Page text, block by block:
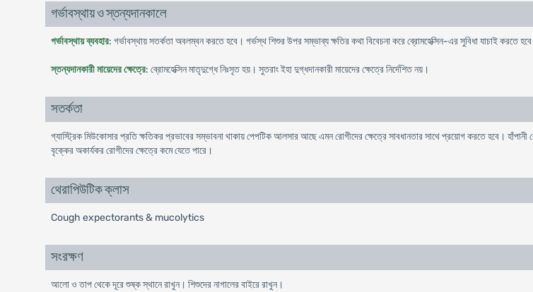
গর্ভাবস্থায় ও স্তন্যদানকালে
গর্ভাবস্থায় ব্যবহার: গর্ভাবস্থায় সতর্কতা অবলম্বন করতে হবে। গর্ভস্থ শিশুর উপর সম্ভাব্য ক্ষতির কথা বিবেচনা করে ব্রোমহেক্সিন-এর সুবিধা যাচাই করতে
স্তন্যদানকারী মায়েদের ক্ষেত্রে: ব্রোমহেক্সিন মাতৃদুগ্ধে নিঃসৃত হয়। সুতরাং ইহা দুগ্ধদানকারী মায়েদের ক্ষেত্রে নির্দেশিত নয়।
সতর্কতা
গ্যাস্ট্রিক মিউকোসার প্রতি ক্ষতিকর প্রভাবের সম্ভাবনা থাকায় পেপটিক আলসার আছে এমন রোগীদের ক্ষেত্রে সাবধানতার সাথে প্রয়োগ করতে হবে। হাঁপানী
বৃক্কের অকার্যকর রোগীদের ক্ষেত্রে কমে যেতে পারে।
থেরাপিউটিক ক্লাস
Cough expectorants & mucolytics
সংরক্ষণ
আলো ও তাপ থেকে দূরে শুষ্ক স্থানে রাখুন। শিশুদের নাগালের বাইরে রাখুন।